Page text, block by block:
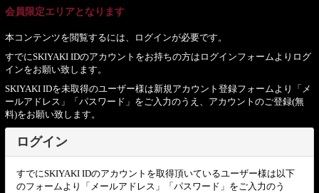
会員限定エリアとなります
本コンテンツを閲覧するには、ログインが必要です。
すでにSKIYAKI IDのアカウントをお持ちの方はログインフォームよりログ
インをお願い致します。
SKIYAKI IDを未取得のユーザー様は新規アカウント登録フォームより「メ
ールアドレス」「パスワード」をご入力のうえ、アカウントのご登録(無
料)をお願い致します。
ログイン
すでにSKIYAKI IDのアカウントを取得頂いているユーザー様は以下
のフォームより「メールアドレス」「パスワード」をご入力のう